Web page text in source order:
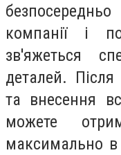
компанії і
зв'яжеться
деталей.
та внесення
можете
максимально в